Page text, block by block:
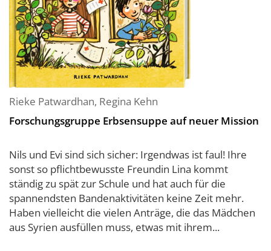
Rieke Patwardhan, Regina Kehn
Forschungsgruppe Erbsensuppe auf neuer Mission
Nils und Evi sind sich sicher: Irgendwas ist faul! Ihre
sonst so pflichtbewusste Freundin Lina kommt
ständig zu spät zur Schule und hat auch für die
spannendsten Bandenaktivitäten keine Zeit mehr.
Haben vielleicht die vielen Anträge, die das Mädchen
aus Syrien ausfüllen muss, etwas mit ihrem...